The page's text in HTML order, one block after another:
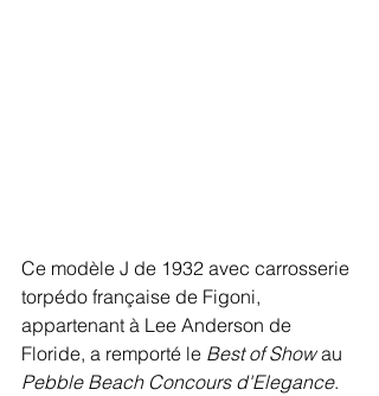
Ce modèle J de 1932 avec carrosserie
torpédo française de Figoni,
appartenant à Lee Anderson de
Floride, a remporté le Best of Show au
Pebble Beach Concours d'Elegance.